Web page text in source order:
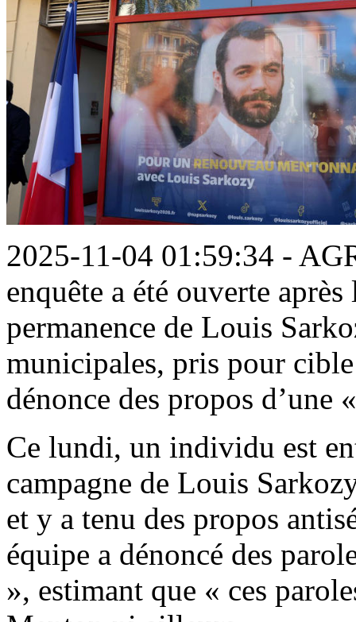
2025-11-04 01:59:34 -
enquête a été ouverte
permanence de Louis
municipales, pris pour
dénonce des propos d’une
Ce lundi, un individu est
campagne de Louis
et y a tenu des propos
équipe a dénoncé des
», estimant que « ces